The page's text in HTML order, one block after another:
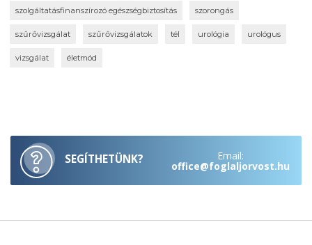
szolgáltatásfinanszírozó egészségbiztosítás szorongás
szűrővizsgálat szűrővizsgálatok tél urológia urológus
vizsgálat életmód
SEGÍTHETÜNK? Email:
office@foglaljorvost.hu